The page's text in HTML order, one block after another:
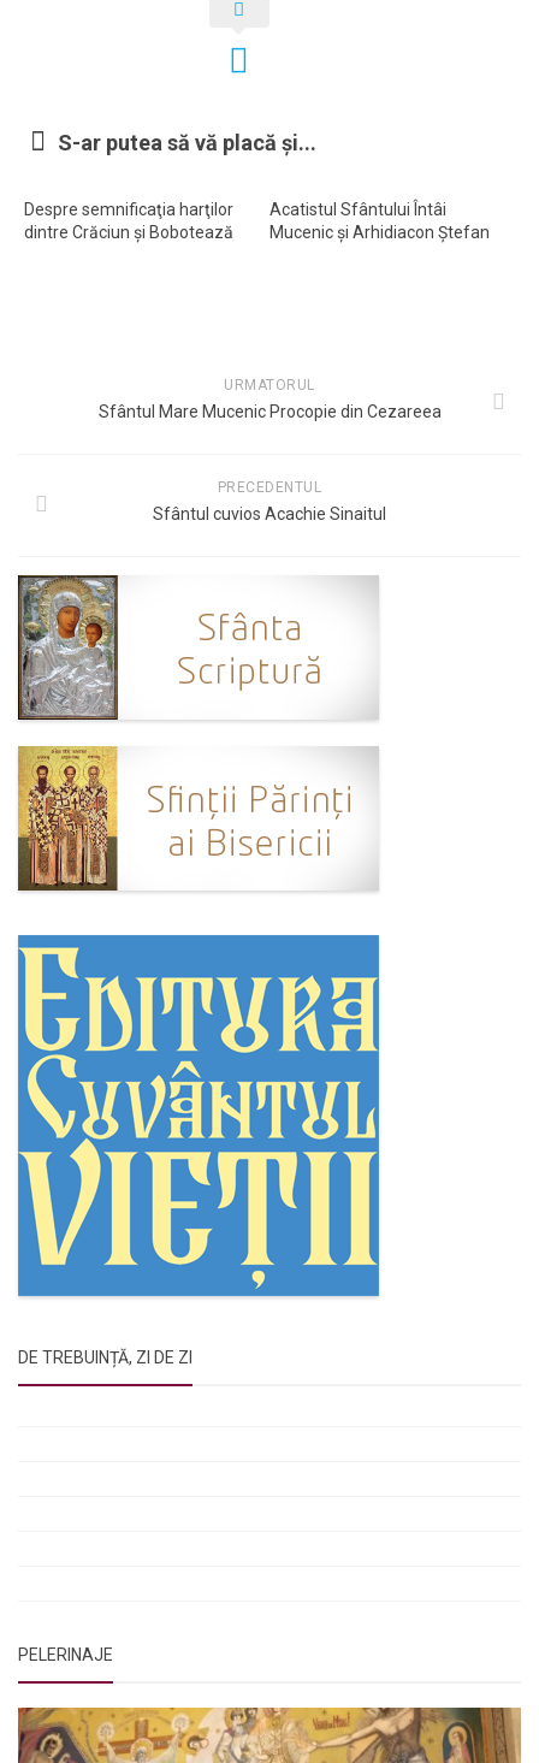
S-ar putea să vă placă și...
Despre semnificaţia harţilor
dintre Crăciun şi Bobotează
Acatistul Sfântului Întâi
Mucenic şi Arhidiacon Ştefan
URMATORUL
Sfântul Mare Mucenic Procopie din Cezareea
PRECEDENTUL
Sfântul cuvios Acachie Sinaitul
DE TREBUINȚĂ, ZI DE ZI
PELERINAJE